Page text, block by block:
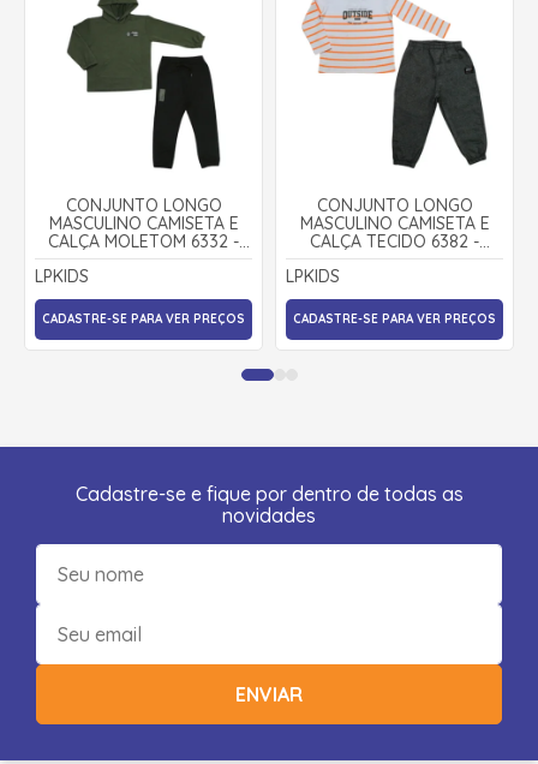
CONJUNTO LONGO
MASCULINO CAMISETA E
CALÇA MOLETOM 6332 -
LPKIDS
LPKIDS
CADASTRE-SE PARA VER PREÇOS
CONJUNTO LONGO
MASCULINO CAMISETA E
CALÇA TECIDO 6382 -
LPKIDS
LPKIDS
CADASTRE-SE PARA VER PREÇOS
Cadastre-se e fique por dentro de todas as
novidades
ENVIAR